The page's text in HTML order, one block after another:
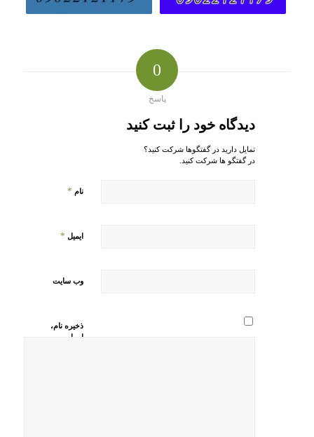
0
پاسخ
دیدگاه خود را ثبت کنید
تمایل دارید در گفتگوها شرکت کنید؟
در گفتگو ها شرکت کنید.
نام *
ایمیل *
وب‌ سایت
ذخیره نام،
ایمیل و